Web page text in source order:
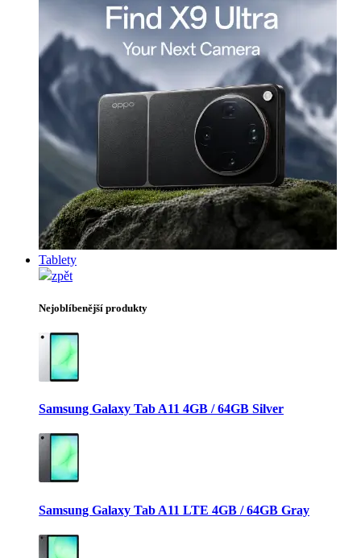
Tablety
zpět
Nejoblíbenější produkty
Samsung Galaxy Tab A11 4GB / 64GB Silver
Samsung Galaxy Tab A11 LTE 4GB / 64GB Gray